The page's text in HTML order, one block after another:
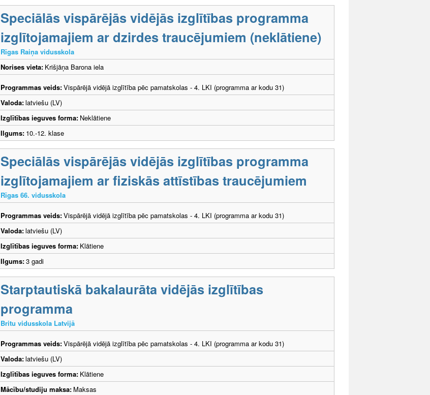
Speciālās vispārējās vidējās izglītības programma
izglītojamajiem ar dzirdes traucējumiem (neklātiene)
Rīgas Raiņa vidusskola
Norises vieta: Krišjāņa Barona iela
Programmas veids:Vispārējā vidējā izglītība pēc pamatskolas - 4. LKI (programma ar kodu 31)
Valoda:latviešu (LV)
Izglītības ieguves forma: Neklātiene
Ilgums: 10.-12. klase
Speciālās vispārējās vidējās izglītības programma
izglītojamajiem ar fiziskās attīstības traucējumiem
Rīgas 66. vidusskola
Programmas veids:Vispārējā vidējā izglītība pēc pamatskolas - 4. LKI (programma ar kodu 31)
Valoda:latviešu (LV)
Izglītības ieguves forma: Klātiene
Ilgums:3 gadi
Starptautiskā bakalaurāta vidējās izglītības
programma
Britu vidusskola Latvijā
Programmas veids:Vispārējā vidējā izglītība pēc pamatskolas - 4. LKI (programma ar kodu 31)
Valoda:latviešu (LV)
Izglītības ieguves forma: Klātiene
Mācību/studiju maksa: Maksas